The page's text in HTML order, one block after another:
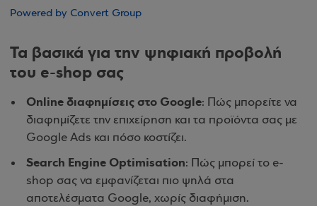
Powered by Convert Group
Τα βασικά για την ψηφιακή προβολή
του e-shop σας
Online διαφημίσεις στο Google: Πώς μπορείτε να
διαφημίζετε την επιχείρηση και τα προϊόντα σας με
Google Ads και πόσο κοστίζει.
Search Engine Optimisation: Πώς μπορεί το e-
shop σας να εμφανίζεται πιο ψηλά στα
αποτελέσματα Google, χωρίς διαφήμιση.